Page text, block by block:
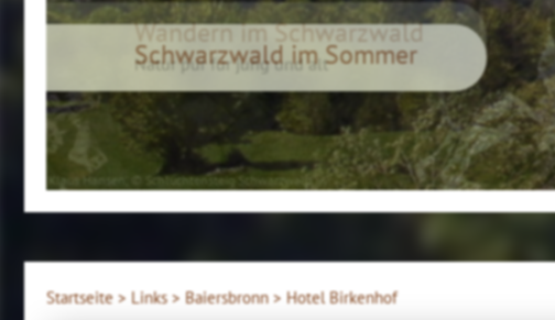
Klaus Hansen, © Schluchtensteig Schwarzwald
Wandern im Schwarzwald
Natur pur für jung und alt
Startseite > Links > Baiersbronn > Hotel Birkenhof